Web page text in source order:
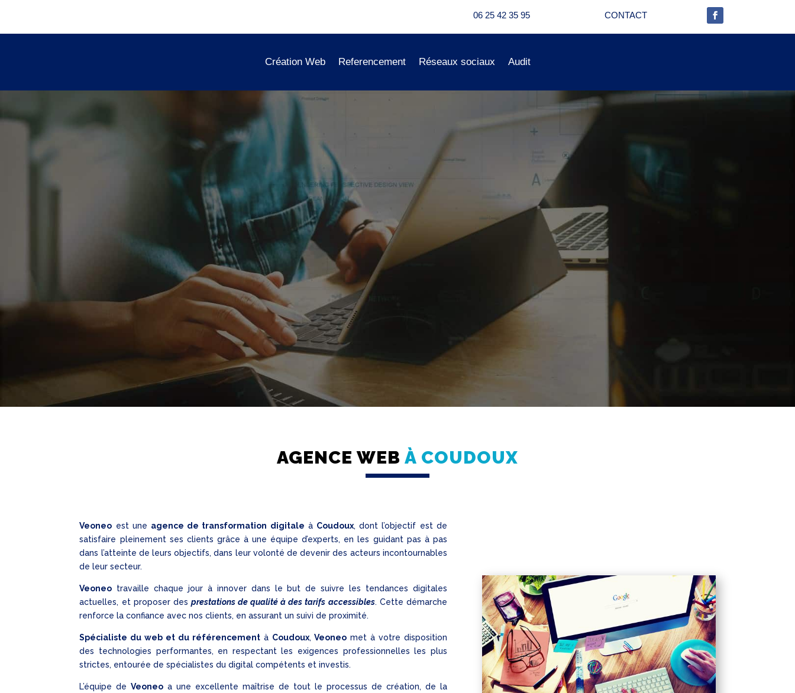
06 25 42 35 95 CONTACT
Création Web Referencement Réseaux sociaux Audit
AGENCE WEB À COUDOUX
Veoneo est une agence de transformation digitale à Coudoux, dont l’objectif est de
satisfaire pleinement ses clients grâce à une équipe d’experts, en les guidant pas à pas
dans l’atteinte de leurs objectifs, dans leur volonté de devenir des acteurs incontournables
de leur secteur.
Veoneo travaille chaque jour à innover dans le but de suivre les tendances digitales
actuelles, et proposer des prestations de qualité à des tarifs accessibles. Cette démarche
renforce la confiance avec nos clients, en assurant un suivi de proximité.
Spécialiste du web et du référencementà Coudoux,Veoneo met à votre disposition
des technologies performantes, en respectant les exigences professionnelles les plus
strictes, entourée de spécialistes du digital compétents et investis.
L’équipe deVeoneo a une excellente maîtrise de tout le processus de création, de la